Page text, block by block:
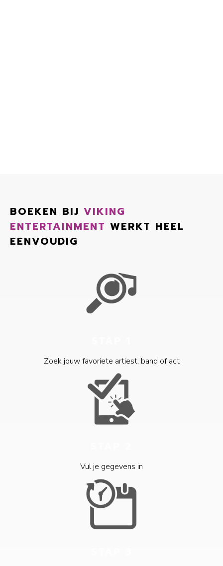
BOEKEN BIJ VIKING
ENTERTAINMENT WERKT HEEL
EENVOUDIG
Zoek jouw favoriete artiest, band of act
Vul je gegevens in